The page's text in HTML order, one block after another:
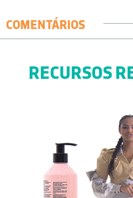
COMENTÁRIOS
RECURSOS